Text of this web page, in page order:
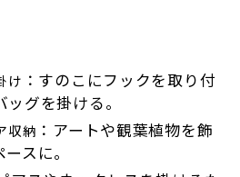
け ：すのこにフックを取り付
グを掛ける。
収納 ：アートや観葉植物を飾
スに。